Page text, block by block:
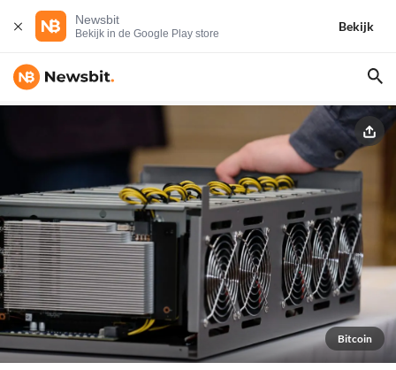
Newsbit
Bekijk in de Google Play store
Bekijk
Bitcoin